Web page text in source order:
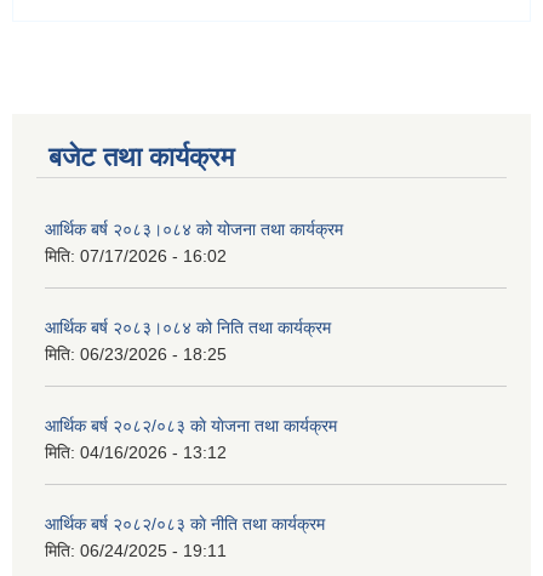
बजेट तथा कार्यक्रम
आर्थिक बर्ष २०८३।०८४ को योजना तथा कार्यक्रम
मिति: 07/17/2026 - 16:02
आर्थिक बर्ष २०८३।०८४ को निति तथा कार्यक्रम
मिति: 06/23/2026 - 18:25
आर्थिक बर्ष २०८२/०८३ काे याेजना तथा कार्यक्रम
मिति: 04/16/2026 - 13:12
आर्थिक बर्ष २०८२/०८३ काे नीति तथा कार्यक्रम
मिति: 06/24/2025 - 19:11